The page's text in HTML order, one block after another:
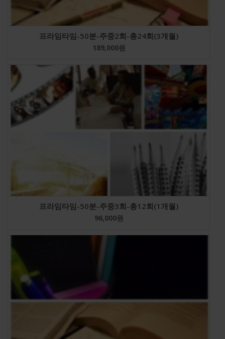
프라임타임-50분-주중2회-총24회(3개월)
189,000원
프라임타임-50분-주중3회-총12회(1개월)
96,000원